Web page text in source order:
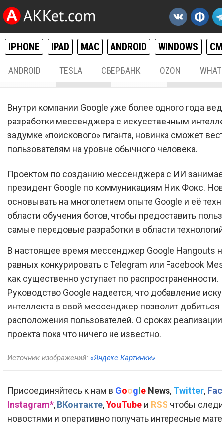
IPHONE IPAD MAC ANDROID WINDOWS
ANDROID TESLA СБЕРБАНК OZON
Google разрабатывает
мессенджер с умным
искусственным
Внутри компании Google уже более одного года
разработки мессенджера с искусственным
задумке «поискового» гиганта, новинка сможет
пользователям на уровне обычного человека.
Проектом по созданию мессенджера с ИИ
президент Google по коммуникациям Ник Фокс.
основывать на многолетнем опыте Google и её
области обучения ботов, чтобы предоставить
самые передовые разработки в области
В настоящее время мессенджер Google Hangouts
равных конкурировать с Telegram или Facebook
как существенно уступает по распространенности.
Руководство Google надеется, что добавление
интеллекта в свой мессенджер позволит добиться
расположения пользователей. О сроках
проекта пока что ничего не известно.
Источник изображений: «Яндекс Картинки»
Присоединяйтесь к нам в Goog e News, Twitter,
Instagram*, ВКонтакте,YouTube и RSS чтобы
новостями и оперативно получать интересные